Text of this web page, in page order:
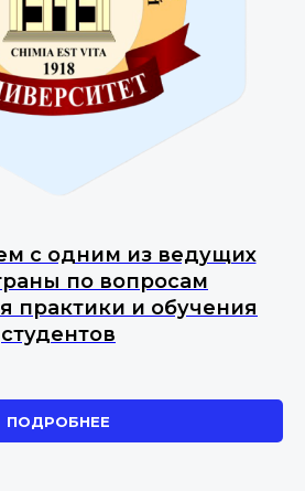
с одним из ведущих
по вопросам
практики и обучения
студентов
ПОДРОБНЕЕ